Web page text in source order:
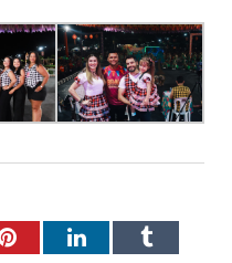
PinterestLinkedInTumblr